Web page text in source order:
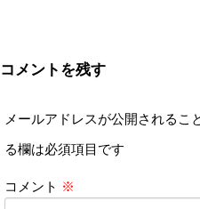
コメントを残す
メールアドレスが公開されるこ
る欄は必須項目です
コメント ※